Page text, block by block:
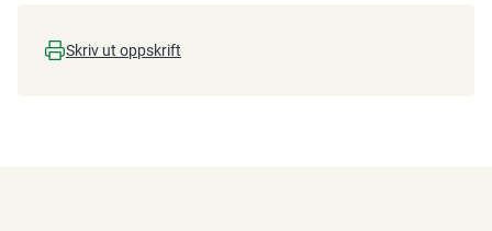
Skriv ut oppskrift